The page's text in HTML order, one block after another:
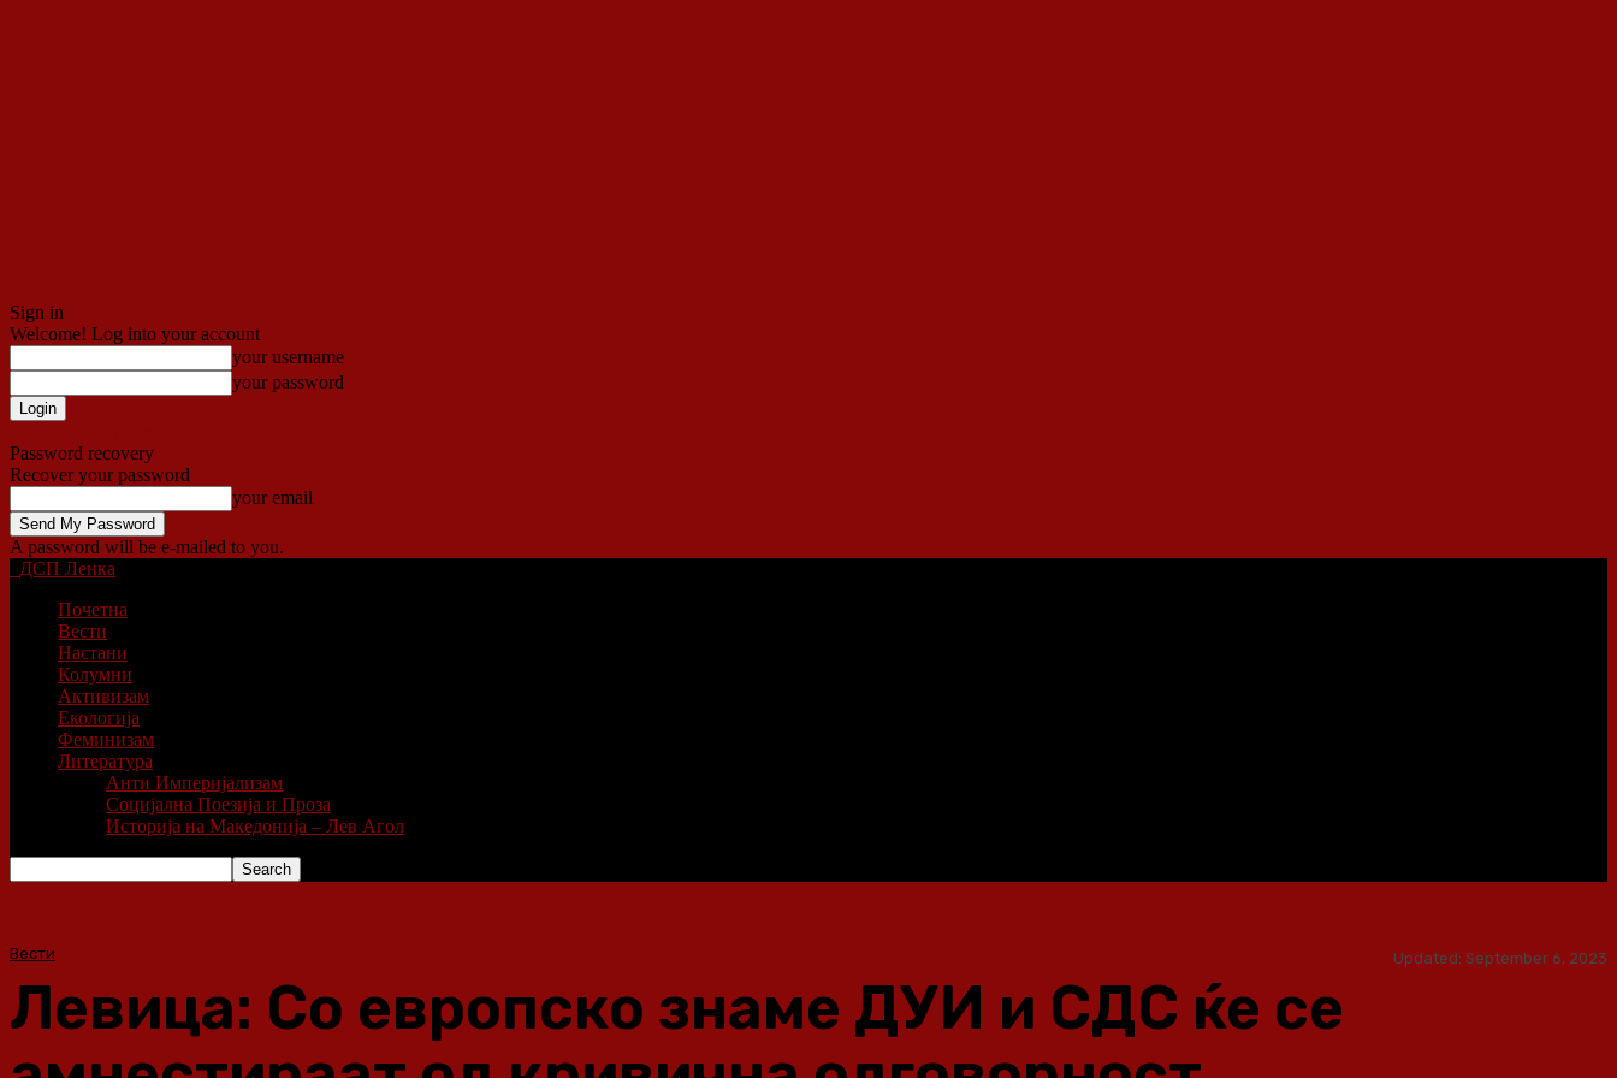
Sign in
Welcome! Log into your account
your username
your password
Password recovery
Recover your password
your email
A password will be e-mailed to you.
ДСП Ленка
Почетна
Вести
Настани
Колумни
Активизам
Екологија
Феминизам
Литература
Анти Империјализам
Социјална Поезија и Проза
Историја на Македонија – Лев Агол
Вести Updated: September 6, 2023
Левица: Со европско знаме ДУИ и СДС ќе се